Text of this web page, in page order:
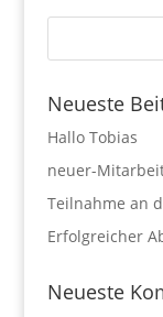
Neueste
Hallo Tobias
neuer-
Teilnahme an
Erfolgreicher
Neueste